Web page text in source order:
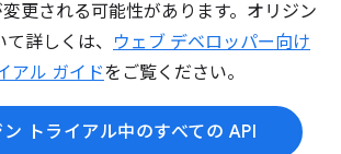
更される可能性があります。オリジン
詳しくは、 ウェブ デベロッパー向け
アル ガイドをご覧ください。
トライアル中のすべての API